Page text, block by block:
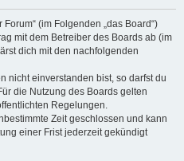
(im Folgenden „das Board“)
mit dem Betreiber des Boards ab (im
dich mit den nachfolgenden
nicht einverstanden bist, so darfst du
die Nutzung des Boards gelten
Regelungen.
Zeit geschlossen und kann
einer Frist jederzeit gekündigt